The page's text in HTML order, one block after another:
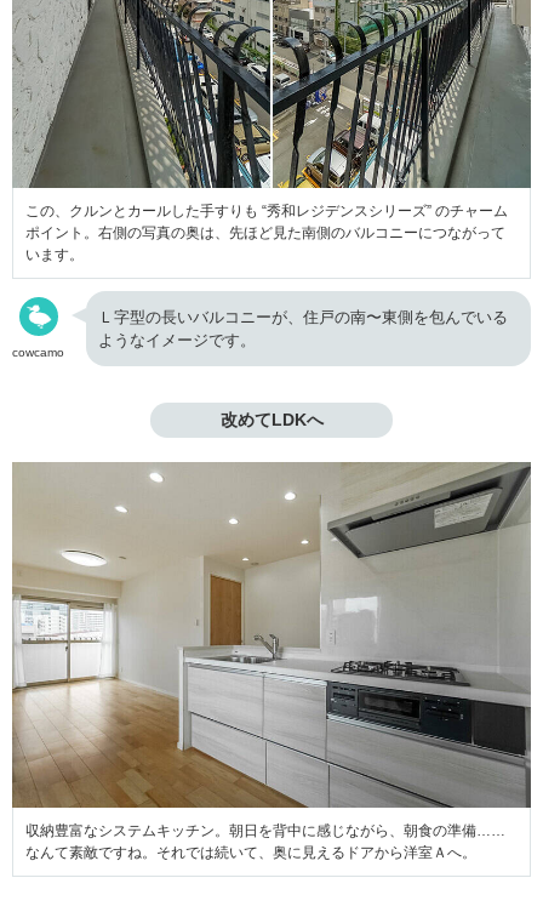
この、クルンとカールした手すりも “秀和レジデンスシリーズ” のチャーム
ポイント。右側の写真の奥は、先ほど見た南側のバルコニーにつながって
います。
cowcamo
Ｌ字型の長いバルコニーが、住戸の南〜東側を包んでいる
ようなイメージです。
改めてLDKへ
収納豊富なシステムキッチン。朝日を背中に感じながら、朝食の準備……
なんて素敵ですね。それでは続いて、奥に見えるドアから洋室Ａへ。